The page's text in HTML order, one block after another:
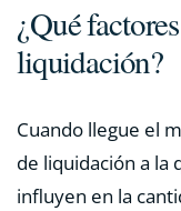
¿Qué
liquidación?
Cuando llegue el
de liquidación a la
influyen en la